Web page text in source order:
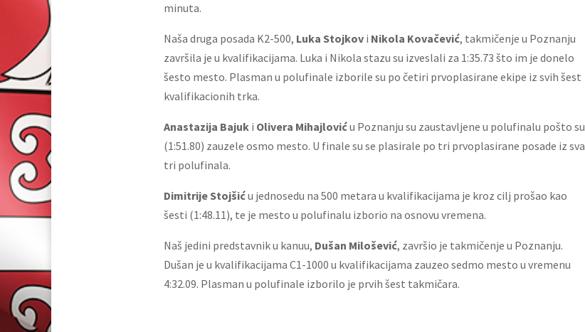
minuta.
Naša druga posada K2-500, Luka Stojkovi Nikola Kovačević, takmičenje u Poznanju
završila je u kvalifikacijama. Luka i Nikola stazu su izveslali za 1:35.73 što im je donelo
šesto mesto. Plasman u polufinale izborile su po četiri prvoplasirane ekipe iz svih šest
kvalifikacionih trka.
Anastazija Bajuki Olivera Mihajloviću Poznanju su zaustavljene u polufinalu pošto su
(1:51.80) zauzele osmo mesto. U finale su se plasirale po tri prvoplasirane posade iz sva
tri polufinala.
Dimitrije Stojšiću jednosedu na 500 metara u kvalifikacijama je kroz cilj prošao kao
šesti (1:48.11), te je mesto u polufinalu izborio na osnovu vremena.
Naš jedini predstavnik u kanuu, Dušan Milošević, završio je takmičenje u Poznanju.
Dušan je u kvalifikacijama C1-1000 u kvalifikacijama zauzeo sedmo mesto u vremenu
4:32.09. Plasman u polufinale izborilo je prvih šest takmičara.